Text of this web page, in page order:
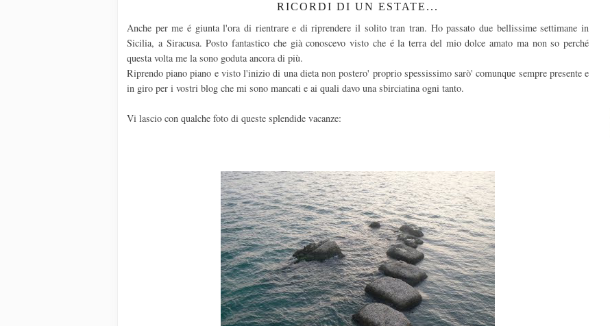
RICORDI DI UN ESTATE...
Anche per me é giunta l'ora di rientrare e di riprendere il solito tran tran. Ho passato due bellissime settimane in
Sicilia, a Siracusa. Posto fantastico che già conoscevo visto che é la terra del mio dolce amato ma non so perché
questa volta me la sono goduta ancora di più.
Riprendo piano piano e visto l'inizio di una dieta non postero' proprio spessissimo sarò' comunque sempre presente e
in giro per i vostri blog che mi sono mancati e ai quali davo una sbirciatina ogni tanto.
Vi lascio con qualche foto di queste splendide vacanze: